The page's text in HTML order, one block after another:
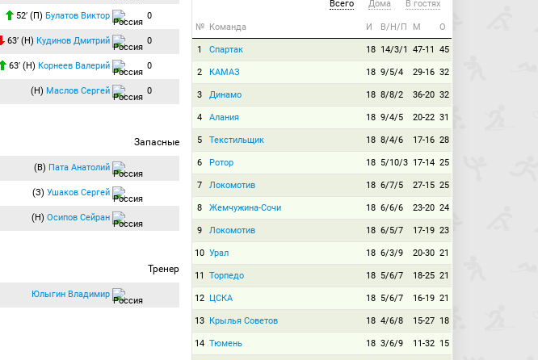
52′ (П) Булатов Виктор 0
63′ (Н) Кудинов Дмитрий 0
63′ (Н) Корнеев Валерий 0
(Н) Маслов Сергей 0
Запасные
(В) Пата Анатолий
(З) Ушаков Сергей
(Н) Осипов Сейран
Тренер
Юлыгин Владимир
Всего Дома В гостях
№ Команда И В/Н/П М О
1 Спартак 18 14/3/1 47-11 45
2 КАМАЗ 18 9/5/4 29-16 32
3 Динамо 18 8/8/2 36-20 32
4 Алания 18 9/4/5 20-22 31
5 Текстильщик 18 8/4/6 17-16 28
6 Ротор 18 5/10/3 17-14 25
7 Локомотив 18 6/7/5 27-15 25
8 Жемчужина-Сочи 18 6/6/6 23-20 24
9 Локомотив 18 6/5/7 17-19 23
10 Урал 18 6/3/9 20-30 21
11 Торпедо 18 5/6/7 18-25 21
12 ЦСКА 18 5/6/7 16-19 21
13 Крылья Советов 18 4/6/8 15-27 18
14 Тюмень 18 3/6/9 11-32 15